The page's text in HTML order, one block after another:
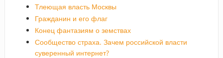
Тлеющая власть Москвы
Гражданин и его флаг
Конец фантазиям о земствах
Сообщество страха. Зачем российской власти
суверенный интернет?